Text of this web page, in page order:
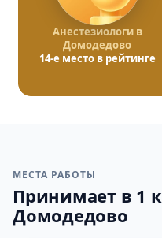
Анестезиологи в
Домодедово
14-е место в рейтинге
МЕСТА РАБОТЫ
Принимает в 1
Домодедово